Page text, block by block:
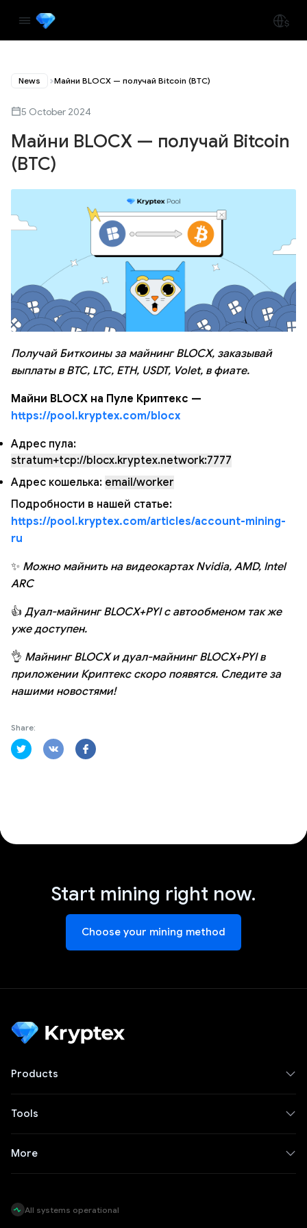
News Майни BLOCX — получай Bitcoin (BTC)
5 October 2024
Майни BLOCX — получай Bitcoin
(BTC)
Получай Биткоины за майнинг BLOCX, заказывай
выплаты в BTC, LTC, ETH, USDT, Volet, в фиате.
Майни BLOCX на Пуле Криптекс —
https://pool.kryptex.com/blocx
Адрес пула:
stratum+tcp://blocx.kryptex.network:7777
Адрес кошелька: email/worker
Подробности в нашей статье:
https://pool.kryptex.com/articles/account-mining-
ru
✨ Можно майнить на видеокартах Nvidia, AMD, Intel
ARC
👍 Дуал-майнинг BLOCX+PYI с автообменом так же
уже доступен.
👌 Майнинг BLOCX и дуал-майнинг BLOCX+PYI в
приложении Криптекс скоро появятся. Следите за
нашими новостями!
Share:
Start mining right now.
Choose your mining method
Products
Tools
More
All systems operational